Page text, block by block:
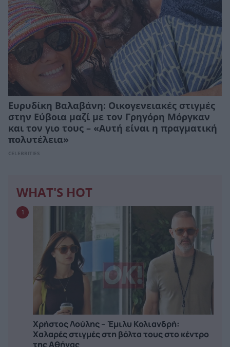
Ευρυδίκη Βαλαβάνη: Οικογενειακές στιγμές
στην Εύβοια μαζί με τον Γρηγόρη Μόργκαν
και τον γιο τους – «Αυτή είναι η πραγματική
πολυτέλεια»
CELEBRITIES
WHAT'S HOT
1
Χρήστος Λούλης – Έμιλυ Κολιανδρή:
Χαλαρές στιγμές στη βόλτα τους στο κέντρο
της Αθήνας